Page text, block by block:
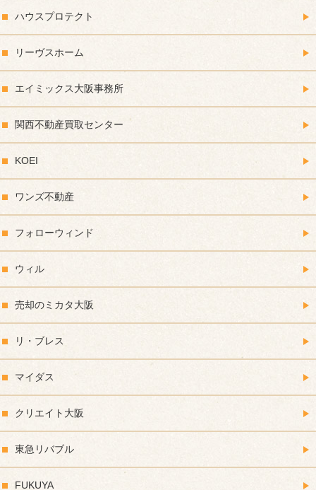
ハウスプロテクト
リーヴスホーム
エイミックス大阪事務所
関西不動産買取センター
KOEI
ワンズ不動産
フォローウィンド
ウィル
売却のミカタ大阪
リ・ブレス
マイダス
クリエイト大阪
東急リバブル
FUKUYA